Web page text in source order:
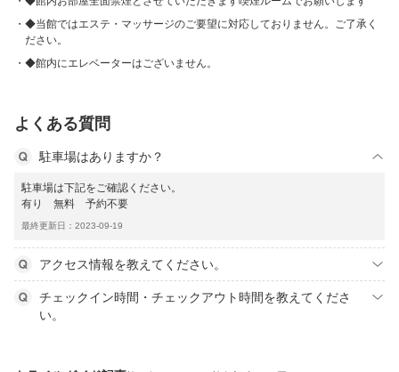
◆当館ではエステ・マッサージのご要望に対応しておりません。ご了承く
ださい。
◆館内にエレベーターはございません。
よくある質問
駐車場はありますか？
駐車場は下記をご確認ください。
有り 無料 予約不要
最終更新日：2023-09-19
アクセス情報を教えてください。
チェックイン時間・チェックアウト時間を教えてくださ
い。